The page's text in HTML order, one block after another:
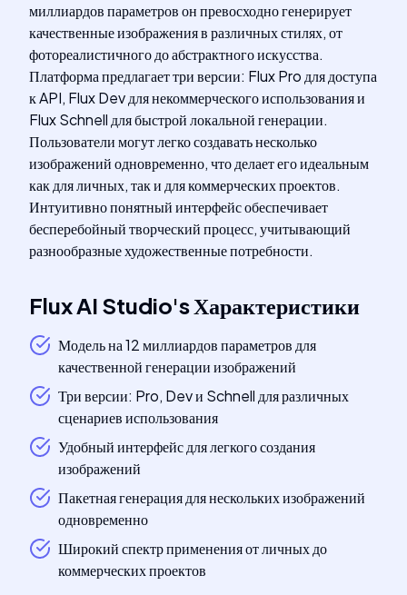
миллиардов параметров он превосходно генерирует
качественные изображения в различных стилях, от
фотореалистичного до абстрактного искусства.
Платформа предлагает три версии: Flux Pro для доступа
к API, Flux Dev для некоммерческого использования и
Flux Schnell для быстрой локальной генерации.
Пользователи могут легко создавать несколько
изображений одновременно, что делает его идеальным
как для личных, так и для коммерческих проектов.
Интуитивно понятный интерфейс обеспечивает
бесперебойный творческий процесс, учитывающий
разнообразные художественные потребности.
Flux AI Studio'sХарактеристики
Модель на 12 миллиардов параметров для
качественной генерации изображений
Три версии: Pro, Dev и Schnell для различных
сценариев использования
Удобный интерфейс для легкого создания
изображений
Пакетная генерация для нескольких изображений
одновременно
Широкий спектр применения от личных до
коммерческих проектов